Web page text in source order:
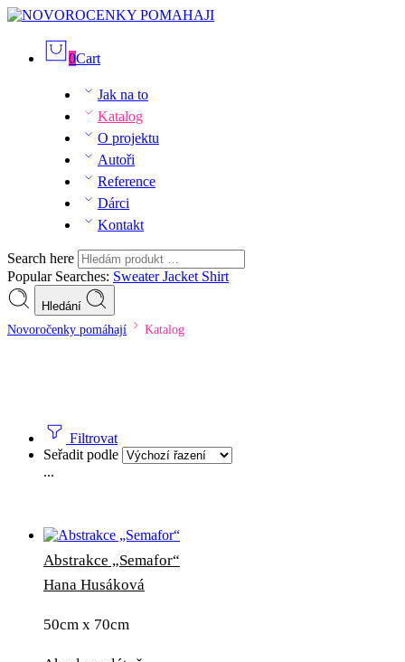
0Cart
Jak na to
Katalog
O projektu
Autoři
Reference
Dárci
Kontakt
Search here
Popular Searches: SweaterJacket Shirt
Hledání
Novoročenky pomáhají Katalog
Filtrovat
Seřadit podle
...
Abstrakce „Semafor“
Hana Husáková
50cm x 70cm